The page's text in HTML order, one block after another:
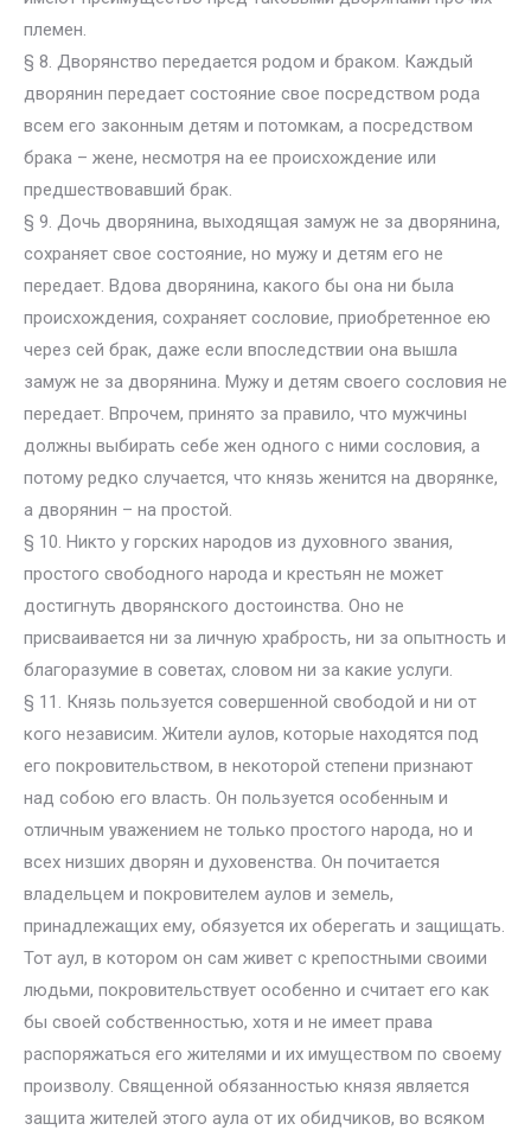
племен.
§ 8. Дворянство передается родом и браком. Каждый
дворянин передает состояние свое посредством рода
всем его законным детям и потомкам, а посредством
брака – жене, несмотря на ее происхождение или
предшествовавший брак.
§ 9. Дочь дворянина, выходящая замуж не за дворянина,
сохраняет свое состояние, но мужу и детям его не
передает. Вдова дворянина, какого бы она ни была
происхождения, сохраняет сословие, приобретенное ею
через сей брак, даже если впоследствии она вышла
замуж не за дворянина. Мужу и детям своего сословия не
передает. Впрочем, принято за правило, что мужчины
должны выбирать себе жен одного с ними сословия, а
потому редко случается, что князь женится на дворянке,
а дворянин – на простой.
§ 10. Никто у горских народов из духовного звания,
простого свободного народа и крестьян не может
достигнуть дворянского достоинства. Оно не
присваивается ни за личную храбрость, ни за опытность и
благоразумие в советах, словом ни за какие услуги.
§ 11. Князь пользуется совершенной свободой и ни от
кого независим. Жители аулов, которые находятся под
его покровительством, в некоторой степени признают
над собою его власть. Он пользуется особенным и
отличным уважением не только простого народа, но и
всех низших дворян и духовенства. Он почитается
владельцем и покровителем аулов и земель,
принадлежащих ему, обязуется их оберегать и защищать.
Тот аул, в котором он сам живет с крепостными своими
людьми, покровительствует особенно и считает его как
бы своей собственностью, хотя и не имеет права
распоряжаться его жителями и их имуществом по своему
произволу. Священной обязанностью князя является
защита жителей этого аула от их обидчиков, во всяком